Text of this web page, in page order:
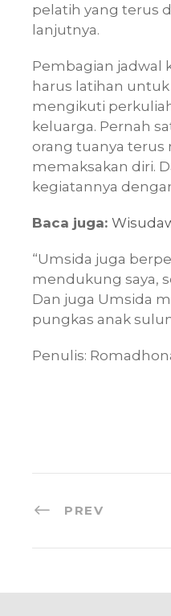
pelatih yang terus
lanjutnya.
Pembagian jadwal
harus latihan
mengikuti
keluarga. Pernah
orang tuanya terus
memaksakan diri.
kegiatannya
Baca juga:
“Umsida juga
mendukung saya,
Dan juga Umsida
pungkas anak
Penulis:
PREV